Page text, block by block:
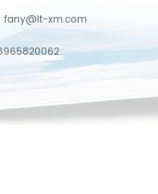
fany@lt-xm.com